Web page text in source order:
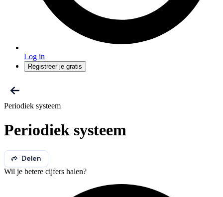
Log in
Registreer je gratis
Periodiek systeem
Periodiek systeem
Delen
Wil je betere cijfers halen?